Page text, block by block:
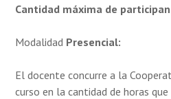
Cantidad máxima de
Modalidad Presencial:
El docente concurre a la
curso en la cantidad de horas